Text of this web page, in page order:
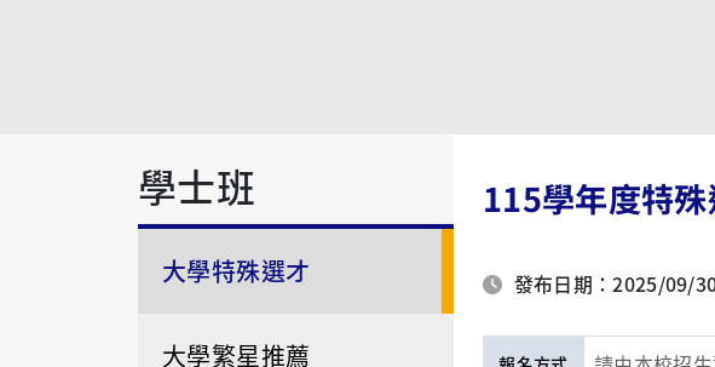
學士班
大學特殊選才
大學繁星推薦
115學年度特
發布日期：2025/09/